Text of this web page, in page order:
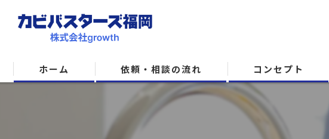
ホーム 依頼・相談の流れ コンセプト